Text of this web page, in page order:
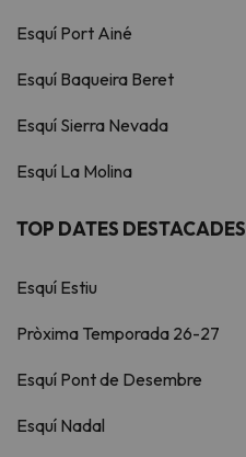
Esquí Port Ainé
Esquí Baqueira Beret
Esquí Sierra Nevada
Esquí La Molina
TOP DATES DESTACADES
Esquí Estiu
Pròxima Temporada 26-27
Esquí Pont de Desembre
Esquí Nadal